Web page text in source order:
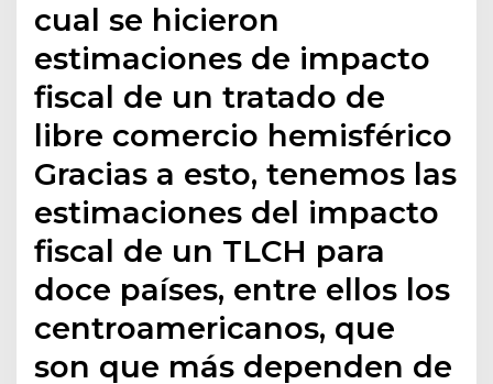
cual se hicieron
estimaciones de impacto
fiscal de un tratado de
libre comercio hemisférico
Gracias a esto, tenemos las
estimaciones del impacto
fiscal de un TLCH para
doce países, entre ellos los
centroamericanos, que
son que más dependen de